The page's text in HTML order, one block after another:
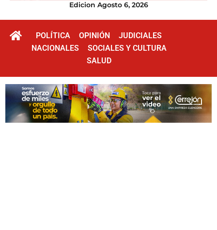
Edicion Agosto 6, 2026
POLÍTICA OPINIÓN
JUDICIALES
NACIONALES
SOCIALES Y CULTURA
SALUD